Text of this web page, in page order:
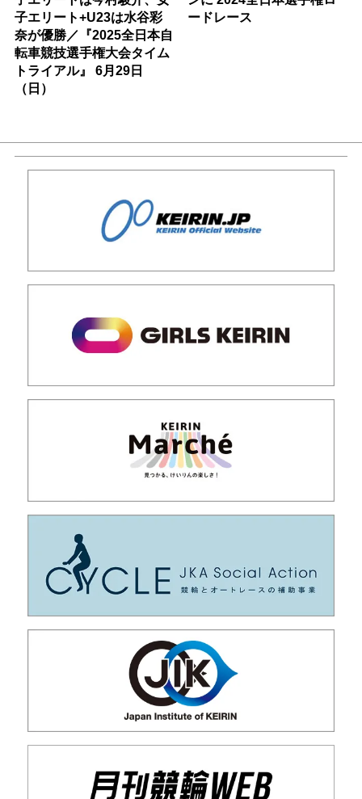
子エリート+U23は水谷彩
奈が優勝／『2025全日本自
転車競技選手権大会タイム
トライアル』 6月29日
（日）
ードレース